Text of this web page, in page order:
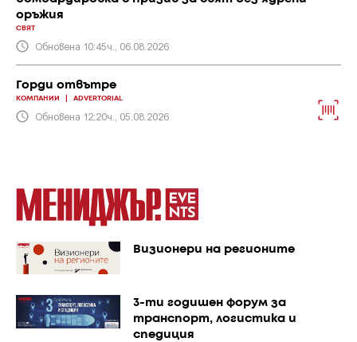
оръжия
СВЯТ
Обновена 10:45ч., 06.08.2026
Горди отвътре
КОМПАНИИ ADVERTORIAL
Обновена 12:20ч., 05.08.2026
Визионери на регионите
3-ти годишен форум за
транспорт, логистика и
спедиция